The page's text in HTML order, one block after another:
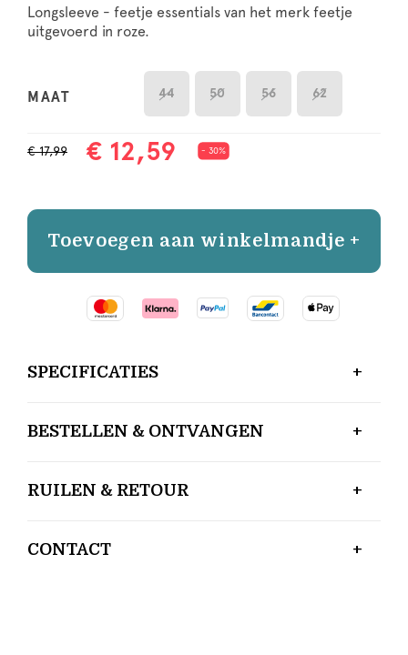
Longsleeve - feetje essentials van het merk feetje
uitgevoerd in roze.
MAAT 44 50 56 62
€ 17,99 € 12,59 - 30%
Toevoegen aan winkelmandje +
SPECIFICATIES
BESTELLEN & ONTVANGEN
RUILEN & RETOUR
CONTACT